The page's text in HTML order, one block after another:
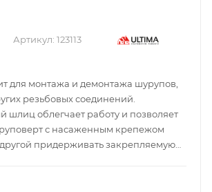
Артикул: 123113
для монтажа и демонтажа шурупов,
резьбовых соединений.
шлиц облегчает работу и позволяет
с насаженным крепежом
придерживать закрепляемую